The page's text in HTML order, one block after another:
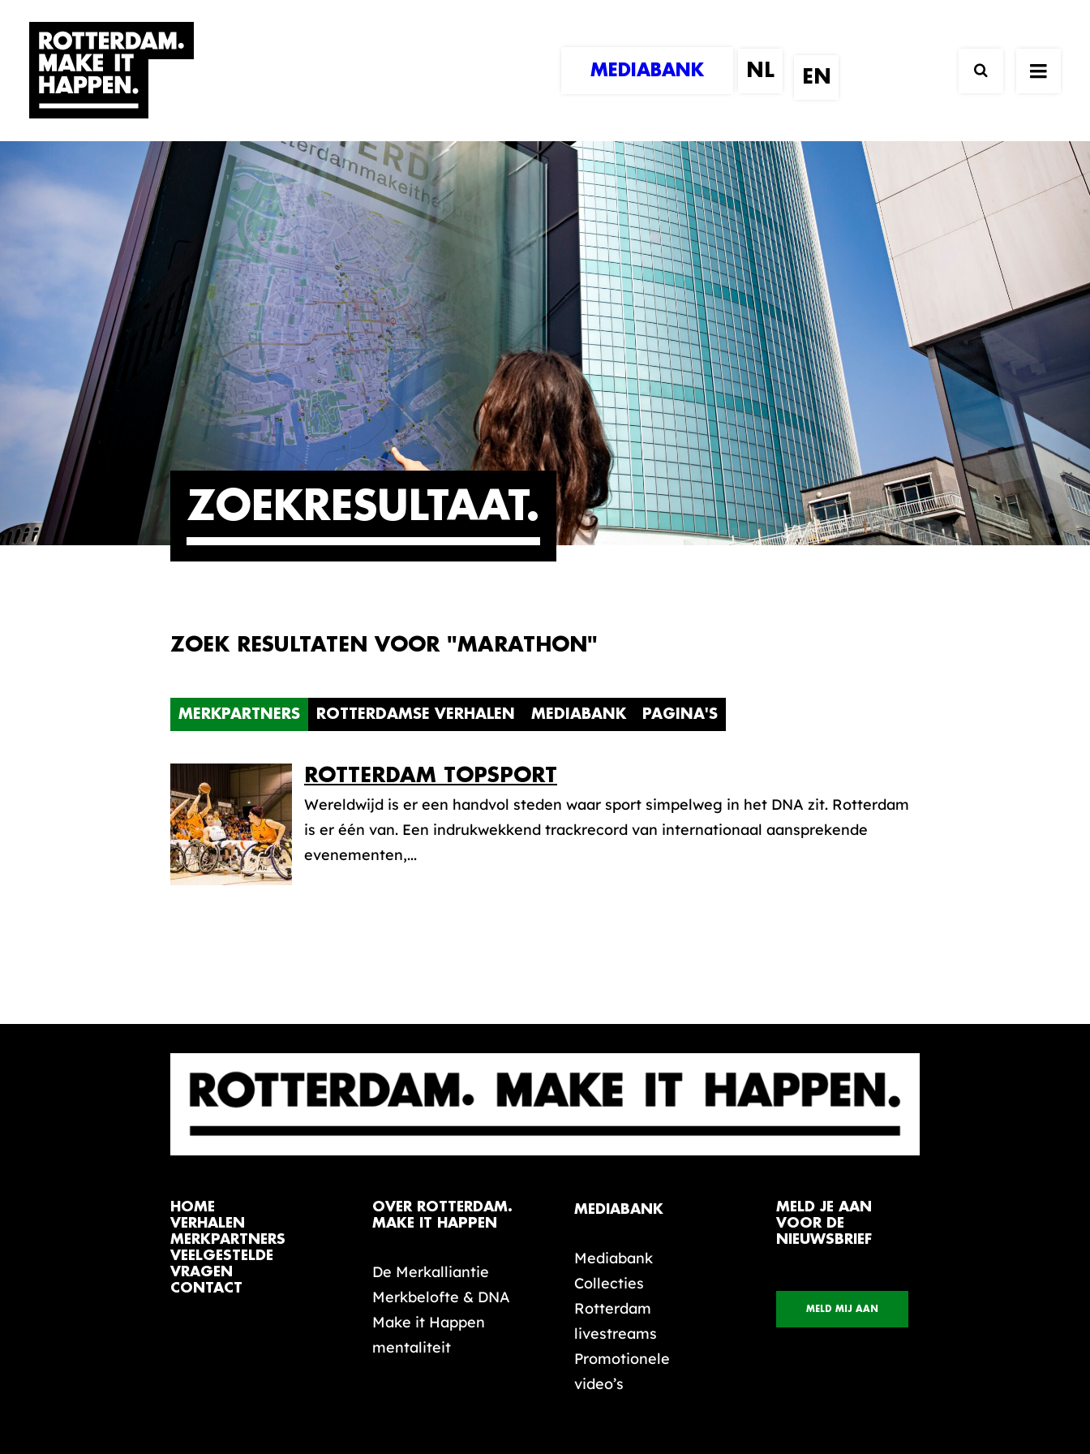
MEDIABANK
ZOEKRESULTAAT
ZOEK RESULTATEN VOOR "MARATHON"
MERKPARTNERS ROTTERDAMSE VERHALEN MEDIABANK PAGINA'S
ROTTERDAM TOPSPORT
Wereldwijd is er een handvol steden waar sport simpelweg in het DNA zit. Rotterdam
is er één van. Een indrukwekkend trackrecord van internationaal aansprekende
evenementen,...
HOME
VERHALEN
MERKPARTNERS
VEELGESTELDE
VRAGEN
CONTACT
OVER ROTTERDAM.
MAKE IT HAPPEN
De Merkalliantie
Merkbelofte & DNA
Make it Happen
mentaliteit
MEDIABANK
Mediabank
Collecties
Rotterdam
livestreams
Promotionele
video’s
MELD JE AAN
VOOR DE
NIEUWSBRIEF
MELD MIJ AAN